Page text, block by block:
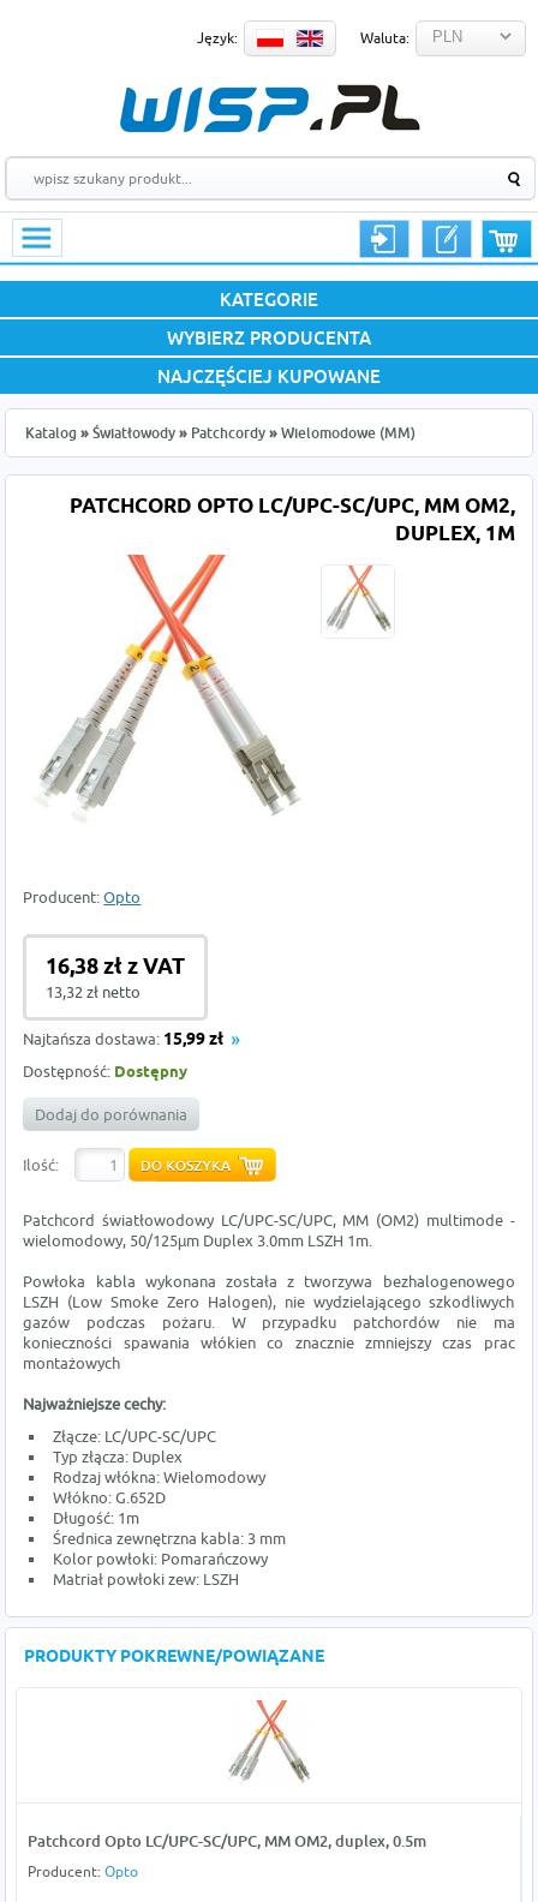
Język: Waluta:
KATEGORIE
WYBIERZ PRODUCENTA
NAJCZĘŚCIEJ KUPOWANE
Katalog » Światłowody » Patchcordy » Wielomodowe (MM)
PATCHCORD OPTO LC/UPC-SC/UPC, MM OM2,
DUPLEX, 1M
Producent:Opto
16,38 zł z VAT
13,32 zł netto
Najtańsza dostawa: 15,99 zł
Dostępność: Dostępny
Dodaj do porównania
Ilość:
Patchcord światłowodowy LC/UPC-SC/UPC, MM (OM2) multimode -
wielomodowy, 50/125µm Duplex 3.0mm LSZH 1m.
Powłoka kabla wykonana została z tworzywa bezhalogenowego
LSZH (Low Smoke Zero Halogen), nie wydzielającego szkodliwych
gazów podczas pożaru. W przypadku patchordów nie ma
konieczności spawania włókien co znacznie zmniejszy czas prac
montażowych
Najważniejsze cechy:
Złącze: LC/UPC-SC/UPC
Typ złącza: Duplex
Rodzaj włókna: Wielomodowy
Włókno: G.652D
Długość: 1m
Średnica zewnętrzna kabla: 3 mm
Kolor powłoki: Pomarańczowy
Matriał powłoki zew: LSZH
PRODUKTY POKREWNE/POWIĄZANE
Patchcord Opto LC/UPC-SC/UPC, MM OM2, duplex, 0.5m
Producent: Opto